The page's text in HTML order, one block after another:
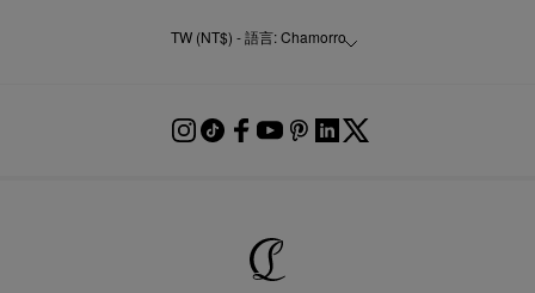
TW (NT$) - 語言: Chamorro